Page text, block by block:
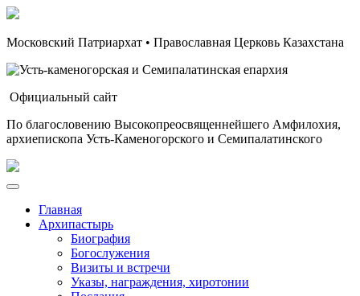
Московский Патриархат • Православная Церковь Казахстана
Официальный сайт
По благословению Высокопреосвященнейшего Амфилохия,
архиепископа Усть-Каменогорского и Семипалатинского
Главная
Архипастырь
Биография
Богослужения
Визиты и встречи
Указы, награждения, хиротонии